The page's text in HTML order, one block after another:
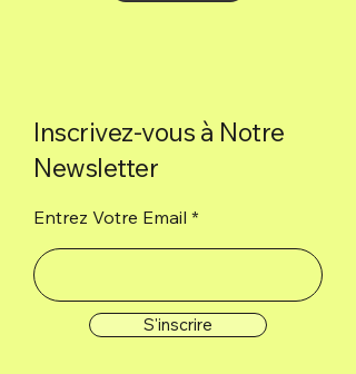
Inscrivez-vous à Notre
Newsletter
Entrez Votre Email
S'inscrire